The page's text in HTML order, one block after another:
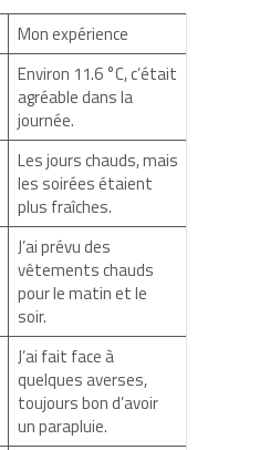
Mon expérience
Environ 11.6 °C, c’était
agréable dans la
journée.
Les jours chauds, mais
les soirées étaient
plus fraîches.
J’ai prévu des
vêtements chauds
pour le matin et le
soir.
J’ai fait face à
quelques averses,
toujours bon d’avoir
un parapluie.